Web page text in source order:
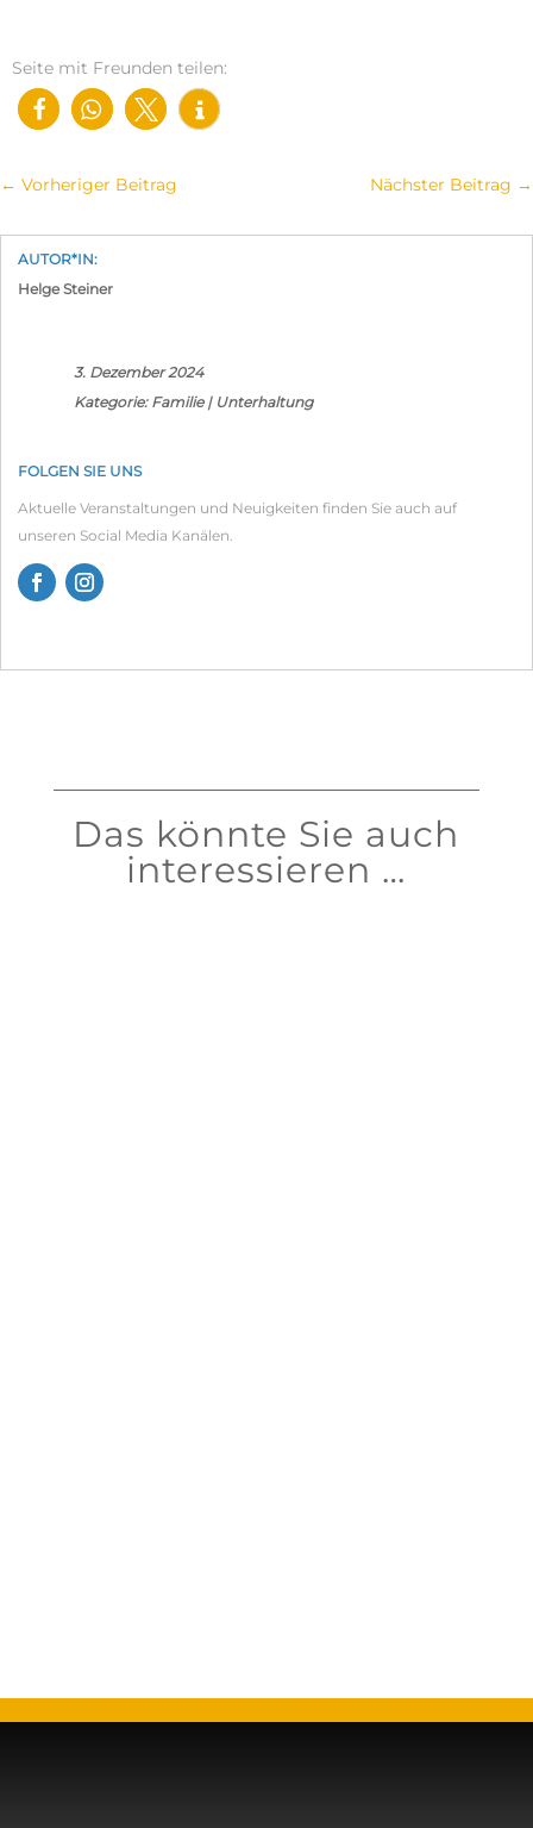
Seite mit Freunden teilen:
← Vorheriger Beitrag Nächster Beitrag →
AUTOR*IN:
Helge Steiner
3. Dezember 2024
Kategorie: Familie| Unterhaltung
FOLGEN SIE UNS
Aktuelle Veranstaltungen und Neuigkeiten finden Sie auch auf
unseren Social Media Kanälen.
Das könnte Sie auch
interessieren …